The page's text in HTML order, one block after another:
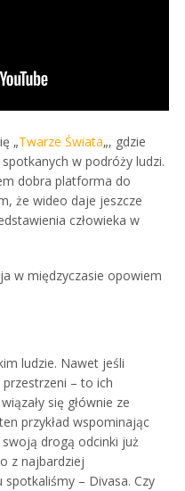
„Twarze Świata„, gdzie
w podróży ludzi.
dobra platforma do
że wideo daje jeszcze
człowieka w
w międzyczasie opowiem
ludzie. Nawet jeśli
– to ich
się głównie ze
przykład wspominając
drogą odcinki już
z najbardziej
– Divasa. Czy